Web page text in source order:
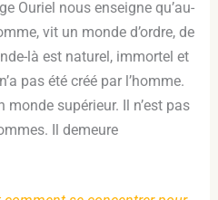
Ouriel nous enseigne qu’au-
vit un monde d’ordre, de
là est naturel, immortel et
pas été créé par l’homme.
monde supérieur. Il n’est pas
Il demeure